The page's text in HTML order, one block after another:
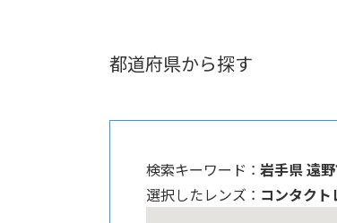
都道府県から探す
検索キーワード ： 岩手県 遠
選択したレンズ ： コンタク